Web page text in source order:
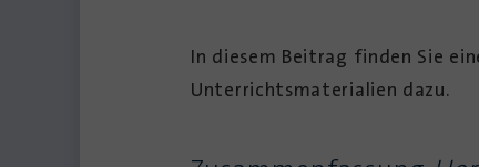
In diesem Beitrag finden Sie
Unterrichtsmaterialien dazu.